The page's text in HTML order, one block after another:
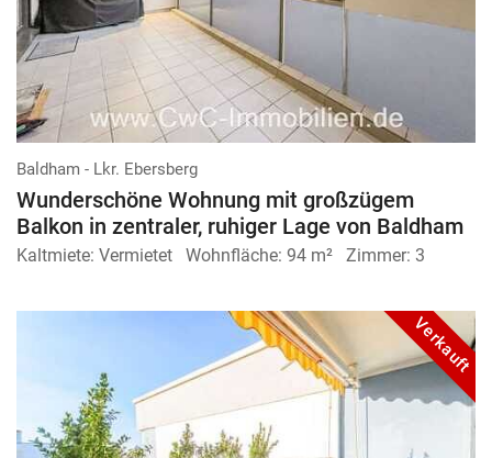
Baldham - Lkr. Ebersberg
Wunderschöne Wohnung mit großzügem
Balkon in zentraler, ruhiger Lage von Baldham
Kaltmiete: Vermietet Wohnfläche: 94 m² Zimmer: 3
Verkauft